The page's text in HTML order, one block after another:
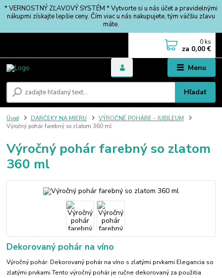
* VERNOSTNÝ ZĽAVOVÝ SYSTÉM * Vytvorte si u nás účet a pravidelnými
nákupmi získajte lepšie ceny. Čím viac u nás nakupujete, tým väčšiu zľavu
máte.
Menu
Hľadať
0 ks
za 0,00 €
Úvod DARČEKY NA MIERU
VÝROČNÉ POHÁRE - JUBILEUM
Výročný pohár farebný so zlatom 360 ml
Výročný pohár farebný so zlatom
360 ml
Dekorovaný pohár na víno
Výročný pohár: Dekorovaný pohár na víno s zlatými prvkami Elegancia so
zlatými prvkami Tento výročný pohár je ručne dekorovaný za použitia